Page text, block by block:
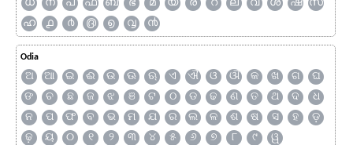
ധ
ന പ ഫ ബ ഭ മ യ ര റ ല വ ശ ഷ
സ
ഹ
൧ ൪ ൫ ൭ ൮ ൯
Odia
ଅ ଆ ଇ ଈ ଉ ଊ ଋ ଏ ଐ ଓ ଔ କ ଖ ଗ
ଘ
ଙ
ଚ ଛ ଜ ଝ ଞ ଟ ଠ ଡ ଢ ଣ ତ ଥ ଦ
ଧ
ନ
ପ ଫ ବ ଭ ମ ଯ ର ଲ ଳ ଶ ଷ ସ ହ
ଡ଼
ଢ଼
ୟ ୦ ୧ ୨ ୩ ୪ ୫ ୬ ୭ ୮ ୯ ୱ